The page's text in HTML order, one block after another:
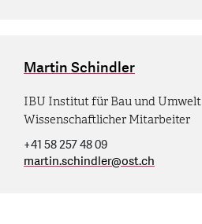
Martin Schindler
IBU Institut für Bau und Umwelt
Wissenschaftlicher Mitarbeiter
+41 58 257 48 09
martin.schindler@ost.ch